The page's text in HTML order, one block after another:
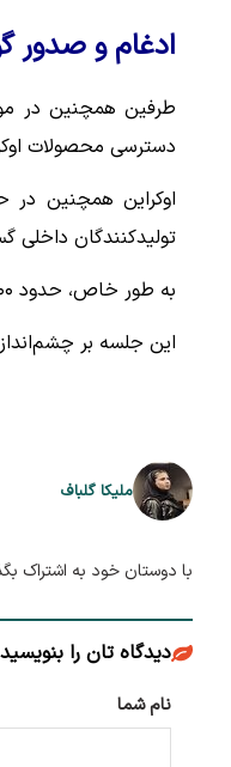
ادغام و صدور
طرفین همچنین در
دسترسی محصولات
اوکراین همچنین در
تولیدکنندگان
به طور خاص، حدود ۱۰۰ لایحه لازم برای ادغام اروپایی اوکراین در مجلس شورای ملی ثبت شده و در انتظار بررسی هستند.
این جلسه بر
ملیکا گلباف
با دوستان خود به اشتراک
دیدگاه تان را بنویسید
نام شما